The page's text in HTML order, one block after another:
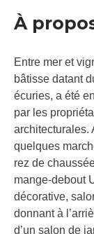
À
Entre mer et
bâtisse datant
écuries, a été
par les
architecturales.
quelques
rez de
mange-debout
décorative,
donnant à
d’un salon de